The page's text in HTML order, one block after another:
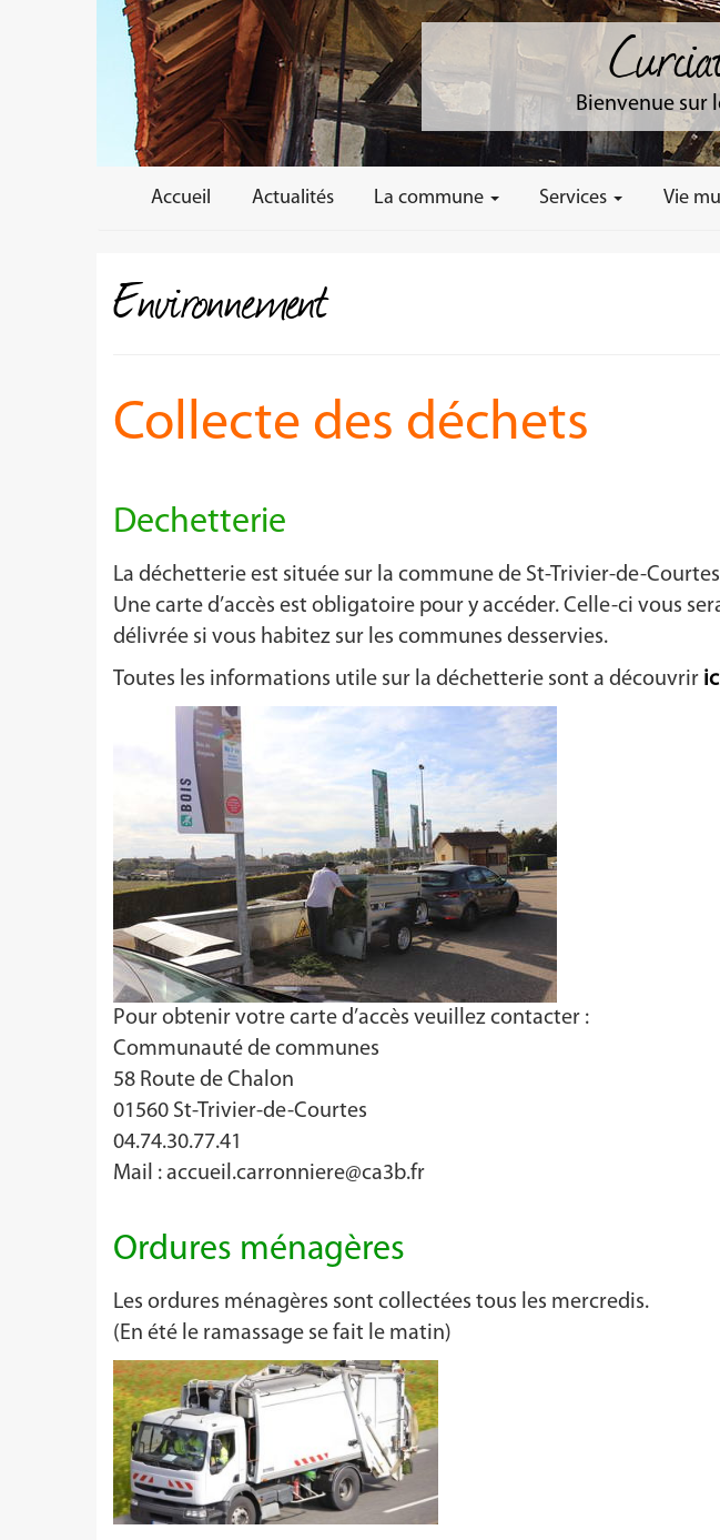
Bienvenue sur
Accueil Actualités La commune Services Vie
Environnement
Collecte des déchets
Dechetterie
La déchetterie est située sur la commune de St-Trivier-de-
Une carte d’accès est obligatoire pour y accéder. Celle-ci vous
délivrée si vous habitez sur les communes desservies.
Toutes les informations utile sur la déchetterie sont a découvrir
Pour obtenir votre carte d’accès veuillez contacter :
Communauté de communes
58 Route de Chalon
01560 St-Trivier-de-Courtes
04.74.30.77.41
Mail : accueil.carronniere@ca3b.fr
Ordures ménagères
Les ordures ménagères sont collectées tous les mercredis.
(En été le ramassage se fait le matin)